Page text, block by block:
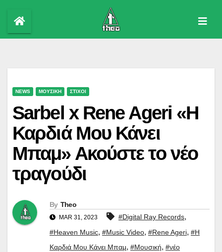
content
NEWS ΜΟΥΣΙΚΗ ΣΤΙΧΟΙ
Sarbel x Rene Ageri «Η
Καρδιά Μου Κάνει
Μπαμ» Ακούστε το νέο
τραγούδι
By Theo
MAR 31, 2023 #Digital Ray Records,
#Heaven Music, #Music Video, #Rene Ageri, #Η
Καρδιά Μου Κάνει Μπαμ, #Μουσική, #νέο